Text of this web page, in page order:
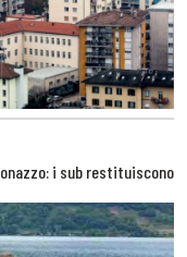
i sub restituiscono